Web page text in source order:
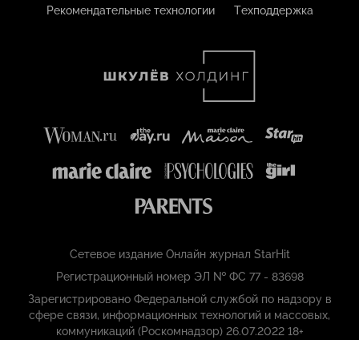
Рекомендательные технологии
Техподдержка
Сетевое издание Онлайн журнал StarHit
Регистрационный номер ЭЛ № ФС 77 - 83698
Зарегистрировано Федеральной службой по надзору в
сфере связи, информационных технологий и массовых,
коммуникаций (Роскомнадзор) 26.07.2022 18+